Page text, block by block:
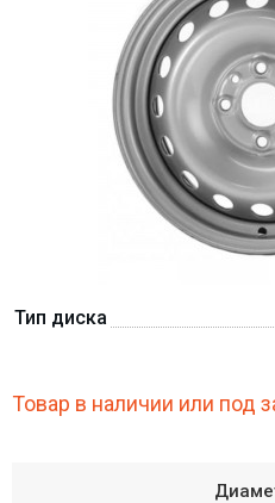
Тип диска
Товар в наличии или под